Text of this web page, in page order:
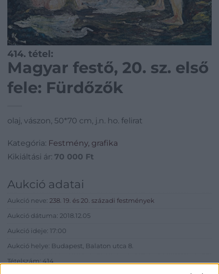
414. tétel:
Magyar festő, 20. sz. első
fele: Fürdőzők
olaj, vászon, 50*70 cm, j.n. ho. felirat
Kategória: Festmény, grafika
Kikiáltási ár: 70 000 Ft
Aukció adatai
Aukció neve: 238. 19. és 20. századi festmények
Aukció dátuma: 2018.12.05
Aukció ideje: 17:00
Aukció helye: Budapest, Balaton utca 8.
Tételszám: 414